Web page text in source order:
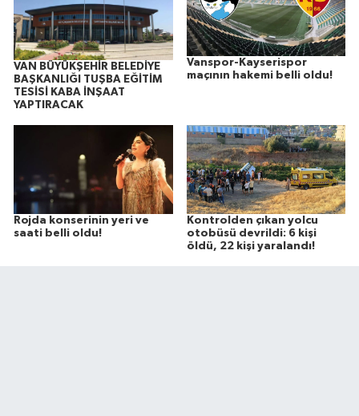
VAN BÜYÜKŞEHİR BELEDİYE
BAŞKANLIĞI TUŞBA EĞİTİM
TESİSİ KABA İNŞAAT
YAPTIRACAK
Vanspor-Kayserispor
maçının hakemi belli oldu!
Rojda konserinin yeri ve
saati belli oldu!
Kontrolden çıkan yolcu
otobüsü devrildi: 6 kişi
öldü, 22 kişi yaralandı!